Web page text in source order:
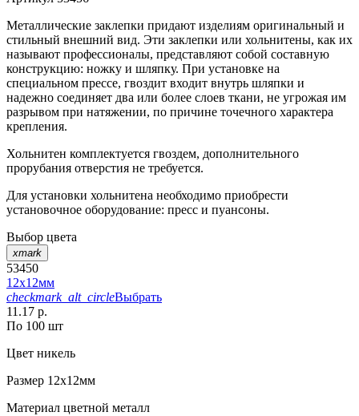
Металлические заклепки придают изделиям оригинальный и
стильный внешний вид. Эти заклепки или хольнитены, как их
называют профессионалы, представляют собой составную
конструкцию: ножку и шляпку. При установке на
специальном прессе, гвоздит входит внутрь шляпки и
надежно соединяет два или более слоев ткани, не угрожая им
разрывом при натяжении, по причине точечного характера
крепления.
Хольнитен комплектуется гвоздем, дополнительного
прорубания отверстия не требуется.
Для установки хольнитена необходимо приобрести
установочное оборудование: пресс и пуансоны.
Выбор цвета
xmark
53450
12х12мм
checkmark_alt_circleВыбрать
11.17 р.
По 100 шт
Цвет никель
Размер 12х12мм
Материал цветной металл